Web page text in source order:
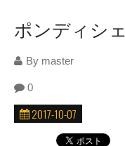
ポンディシ
By master
0
2017-10-07